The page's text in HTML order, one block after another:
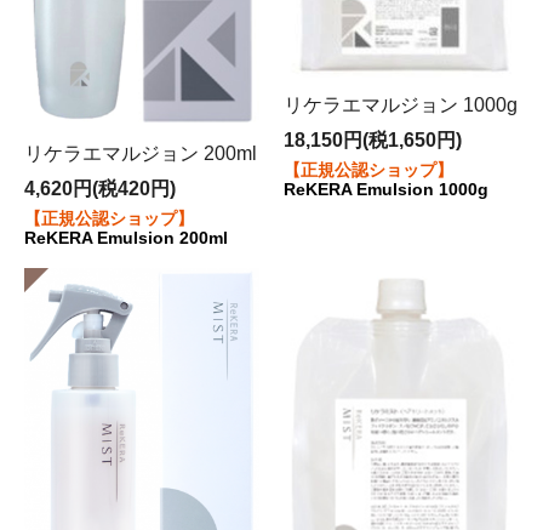
リケラエマルジョン 200ml
4,620円(税420円)
【正規公認ショップ】
ReKERA Emulsion 200ml
リケラエマルジョン 1000g
18,150円(税1,650円)
【正規公認ショップ】
ReKERA Emulsion 1000g